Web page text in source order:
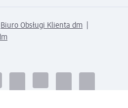
Biuro Obsługi Klienta dm